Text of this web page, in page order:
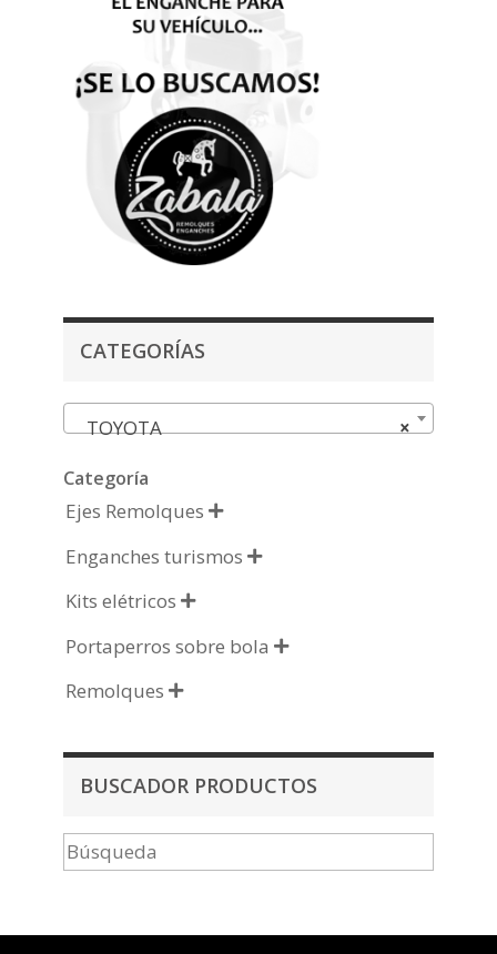
CATEGORÍAS
×
TOYOTA
Categoría
Ejes Remolques 
Enganches turismos 
Kits elétricos 
Portaperros sobre bola 
Remolques 
BUSCADOR PRODUCTOS